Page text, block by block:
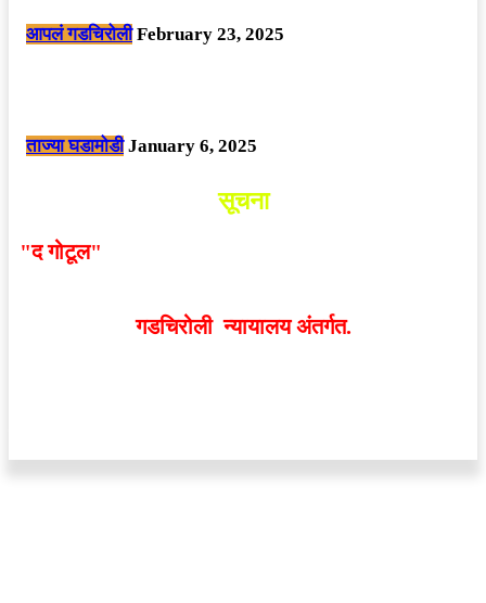
आपलं गडचिरोली February 23, 2025
ताज्या घडामोडी January 6, 2025
सूचना
"द गोटूल"
गडचिरोली न्यायालय अंतर्गत.